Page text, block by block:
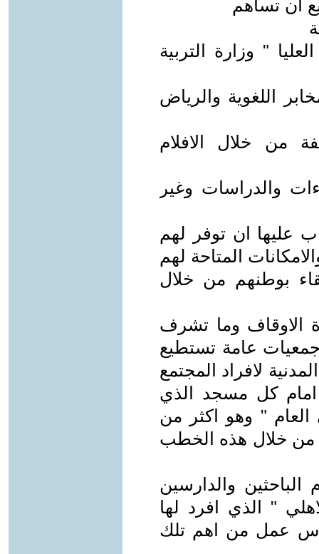
ان تساهم
" وزارة التربية
اللغوية والرياض
من خلال الافلام
والدراسات وغير
عليها ان توفر لهم
المتاحة لهم
بوطنهم من خلال
الاوقاف وما تشرف
عامة تستطيع
لافراد المجتمع
كل مسجد الذي
" 50 خطبة في العام " وهو اكثر من
خلال هذه الخطب
والدارسين
" الذي افرد لها
عمل من اهم تلك